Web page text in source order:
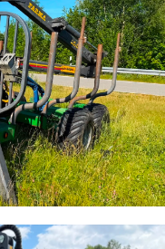
579 000 CZKohne MwSt.